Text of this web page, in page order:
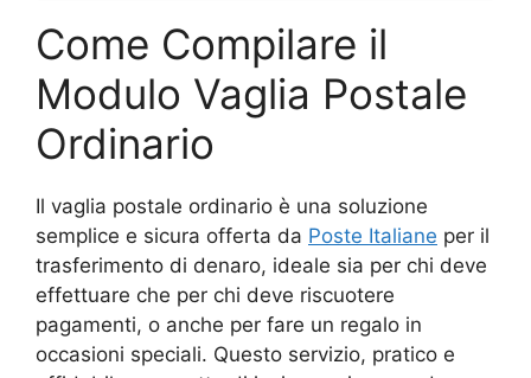
Come Compilare il
Modulo Vaglia Postale
Ordinario
Il vaglia postale ordinario è una soluzione
semplice e sicura offerta da Poste Italiane per il
trasferimento di denaro, ideale sia per chi deve
effettuare che per chi deve riscuotere
pagamenti, o anche per fare un regalo in
occasioni speciali. Questo servizio, pratico e